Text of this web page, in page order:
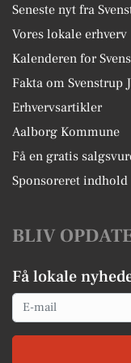
Seneste nyt fra
Vores lokale erhverv
Kalenderen for
Fakta om Svenstrup J
Erhvervsartikler
Aalborg Kommune
Få en gratis
Sponsoreret indhold
BLIV
Få lokale
Email